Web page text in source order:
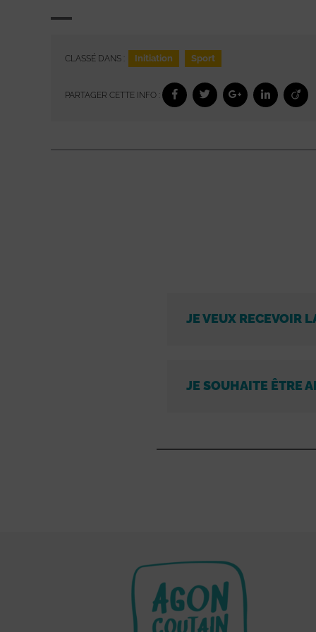
CLASSÉ DANS : Initiation Sport
PARTAGER CETTE INFO :
JE VEUX RECEVOIR
JE SOUHAITE ÊTRE